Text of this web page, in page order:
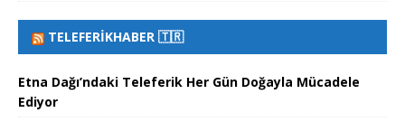
TELEFERIKHABER 🇹🇷
Etna Dağı’ndaki Teleferik Her Gün Doğayla Mücadele
Ediyor